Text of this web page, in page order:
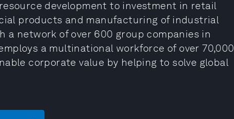
development to investment in retail
products and manufacturing of industrial
a network of over 600 group companies in
a multinational workforce of over 70,000
corporate value by helping to solve global